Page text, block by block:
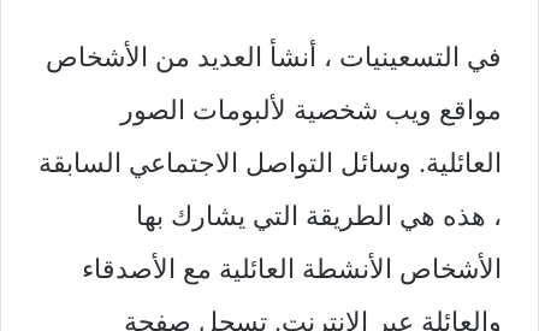
في التسعينيات ، أنشأ العديد من الأشخاص
مواقع ويب شخصية لألبومات الصور
العائلية. وسائل التواصل الاجتماعي السابقة
، هذه هي الطريقة التي يشارك بها
الأشخاص الأنشطة العائلية مع الأصدقاء
والعائلة عبر الإنترنت. تسجل صفحة